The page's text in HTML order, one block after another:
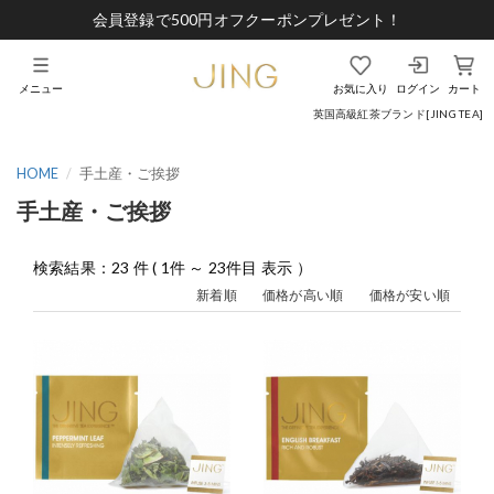
会員登録で500円オフクーポンプレゼント！
英国高級紅茶ブランド[JING TEA]
お気に入り ログイン カート
メニュー
HOME 手土産・ご挨拶
手土産・ご挨拶
検索結果：23 件 ( 1件 ～ 23件目 表示 ）
新着順 価格が高い順 価格が安い順